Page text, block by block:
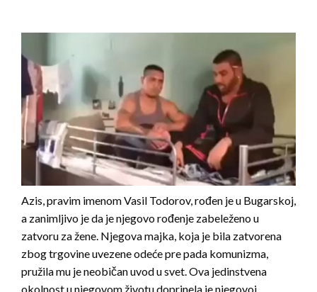
Azis, pravim imenom Vasil Todorov, rođen je u Bugarskoj,
a zanimljivo je da je njegovo rođenje zabeleženo u
zatvoru za žene. Njegova majka, koja je bila zatvorena
zbog trgovine uvezene odeće pre pada komunizma,
pružila mu je neobičan uvod u svet. Ova jedinstvena
okolnost u njegovom životu doprinela je njegovoj